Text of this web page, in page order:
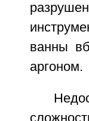
ванны
аргоном.